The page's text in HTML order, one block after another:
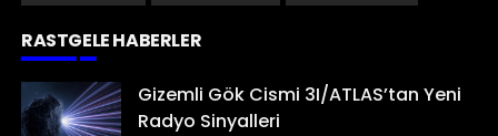
RASTGELE HABERLER
Gizemli Gök Cismi 3I/ATLAS’tan Yeni
Radyo Sinyalleri